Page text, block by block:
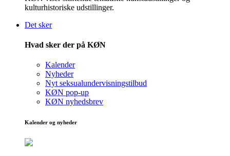
kulturhistoriske udstillinger.
Det sker
Hvad sker der på KØN
Kalender
Nyheder
Nyt seksualundervisningstilbud
KØN pop-up
KØN nyhedsbrev
Kalender og nyheder